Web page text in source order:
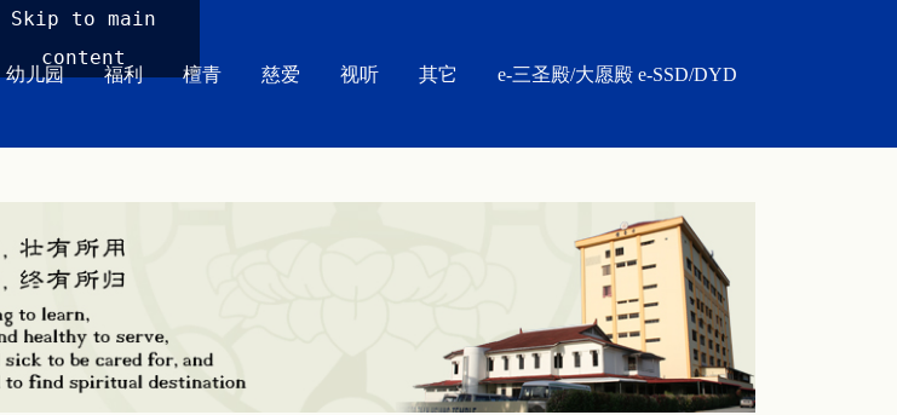
Skip to main
content
幼儿园 福利 檀青 慈爱 视听 其它 e-三圣殿/大愿殿 e-SSD/DYD